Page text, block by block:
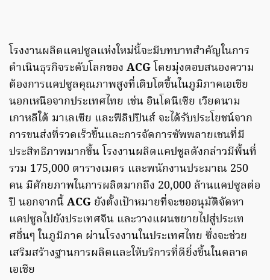
โรงงานผลิตแคปซูลแห่งใหม่นี้จะมีบทบาทสำคัญในการ
ดำเนินธุรกิจระดับโลกของ ACG โดยมุ่งตอบสนองความ
ต้องการแคปซูลคุณภาพสูงที่เติบโตขึ้นในภูมิภาคเอเชีย
นอกเหนือจากประเทศไทย เช่น อินโดนีเซีย เวียดนาม
เกาหลีใต้ มาเลเซีย และฟิลิปปินส์ จะได้รับประโยชน์จาก
การขนส่งที่รวดเร็วขึ้นและการจัดการซัพพลายเชนที่มี
ประสิทธิภาพมากขึ้น โรงงานผลิตแคปซูลดังกล่าวมีพื้นที่
รวม 175,000 ตารางเมตร และพนักงานประมาณ 250
คน มีศักยภาพในการผลิตมากถึง 20,000 ล้านแคปซูลต่อ
ปี นอกจากนี้ACG ยังตั้งเป้าหมายที่จะขออนุมัติจัดหา
แคปซูลไปยังประเทศจีน และวางแผนขยายไปสู่ประเท
ศอื่นๆ ในภูมิภาค ผ่านโรงงานในประเทศไทย ซึ่งจะช่วย
เสริมสร้างฐานการผลิตและให้บริการที่ดียิ่งขึ้นในตลาด
เอเชีย